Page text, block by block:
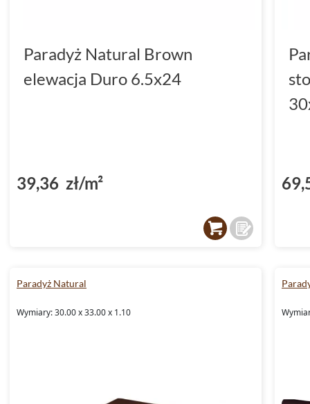
Paradyż Natural Brown
elewacja Duro 6.5x24
39,36 zł/m²
Paradyż Natural
Wymiary: 30.00 x 33.00 x 1.10